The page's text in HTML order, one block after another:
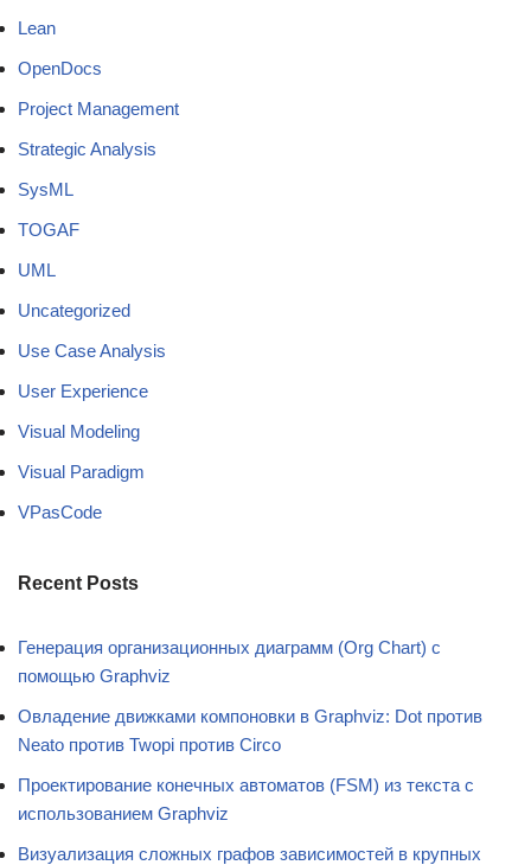
Lean
OpenDocs
Project Management
Strategic Analysis
SysML
TOGAF
UML
Uncategorized
Use Case Analysis
User Experience
Visual Modeling
Visual Paradigm
VPasCode
Recent Posts
Генерация организационных диаграмм (Org Chart) с
помощью Graphviz
Овладение движками компоновки в Graphviz: Dot против
Neato против Twopi против Circo
Проектирование конечных автоматов (FSM) из текста с
использованием Graphviz
Визуализация сложных графов зависимостей в крупных